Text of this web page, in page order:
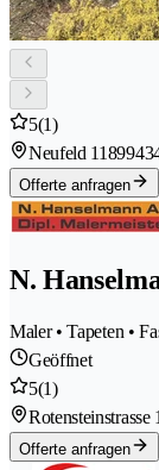
5(1)
Neufeld 1189
Offerte anfragen
N.
Maler • Tapeten •
Geöffnet
5(1)
Rotensteinstrasse 1
Offerte anfragen